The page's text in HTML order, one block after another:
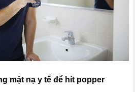
mặt nạ y tế để hít popper